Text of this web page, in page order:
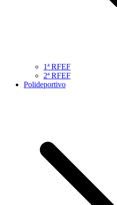
1ª RFEF
2ª RFEF
Polideportivo